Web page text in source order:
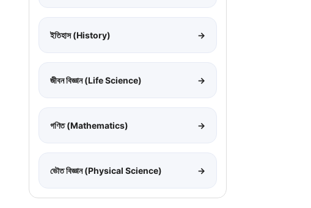
ইতিহাস (History) →
জীবন বিজ্ঞান (Life Science) →
গণিত (Mathematics) →
ভৌত বিজ্ঞান (Physical Science) →